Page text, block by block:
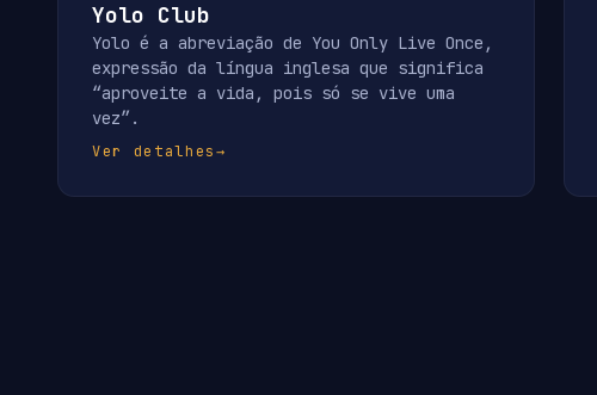
Yolo Club
Yolo é a abreviação de You Only Live Once,
expressão da língua inglesa que significa
“aproveite a vida, pois só se vive uma
vez”.
Ver detalhes→